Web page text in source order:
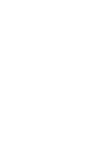
folgenden
Person
(Name, Straße, Ort)
geplanten Aktivitäten
Lagern
E-Mail-Adresse